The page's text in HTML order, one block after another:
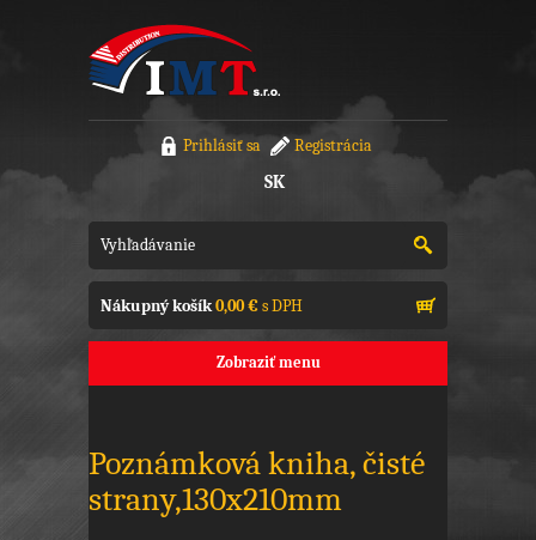
Prihlásiť sa Registrácia
SK
Nákupný košík0,00 €s DPH
Zobraziť menu
Poznámková kniha, čisté
strany,130x210mm